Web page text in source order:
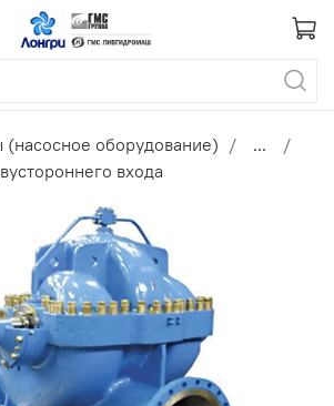
(насосное оборудование)
...
входа